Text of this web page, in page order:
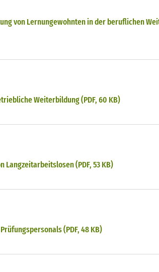
von Lernungewohnten in der beruflichen
Weiterbildung (PDF, 60 KB)
Langzeitarbeitslosen (PDF, 53 KB)
(PDF, 48 KB)